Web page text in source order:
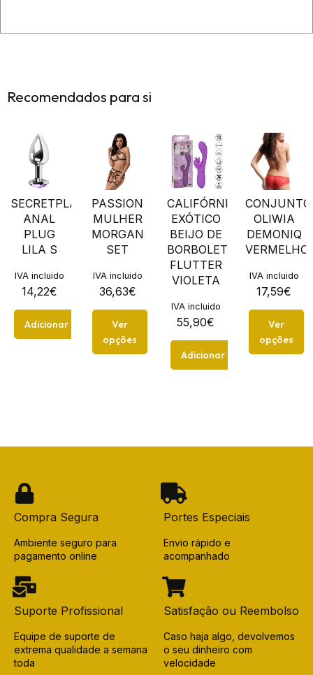
Recomendados para si
SECRETPLAY
ANAL
PLUG
LILA S
14,22€
IVA incluido
Adicionar
PASSION
MULHER
MORGAN
SET
36,63€
IVA incluido
Ver
opções
CALIFÓRNIA
EXÓTICO
BEIJO DE
BORBOLETA
FLUTTER
VIOLETA
55,90€
IVA incluido
Adicionar
CONJUNTO
OLIWIA
DEMONIQ
VERMELHO
17,59€
IVA incluido
Ver
opções
Compra Segura
Ambiente seguro para
pagamento online
Portes Especiais
Envio rápido e
acompanhado
Suporte Profissional
Equipe de suporte de
extrema qualidade a semana
toda
Satisfação ou Reembolso
Caso haja algo, devolvemos
o seu dinheiro com
velocidade